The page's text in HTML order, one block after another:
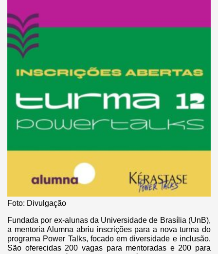
Foto: Divulgação
Fundada por ex-alunas da Universidade de Brasília (UnB),
a mentoria Alumna abriu inscrições para a nova turma do
programa Power Talks, focado em diversidade e inclusão.
São oferecidas 200 vagas para mentoradas e 200 para